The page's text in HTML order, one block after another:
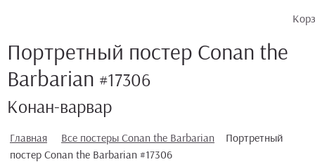
Портретный постер Conan the
Barbarian #17306
Конан-варвар
Главная Все постеры Conan the Barbarian
Портретный
постер Conan the Barbarian #17306